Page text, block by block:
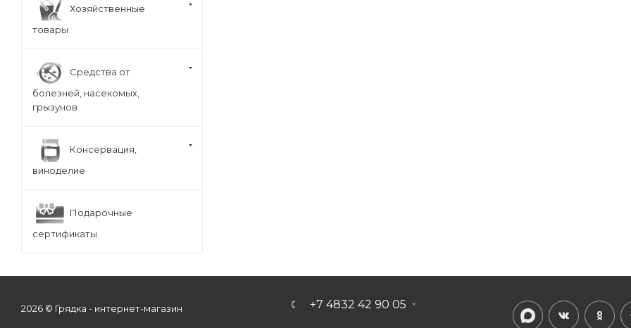
Хозяйственные
товары
Средства от
болезней, насекомых,
грызунов
Консервация,
виноделие
Подарочные
сертификаты
2026 © Грядка - интернет-магазин +7 4832 42 90 05